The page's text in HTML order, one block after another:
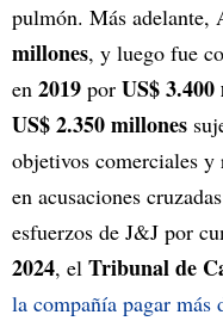
pulmón. Más adelante,
millones, y luego fue
en 2019 por US$
US$ 2.350 millones
objetivos comerciales
en acusaciones
esfuerzos de J&J por
2024, el Tribunal de
la compañía pagar más